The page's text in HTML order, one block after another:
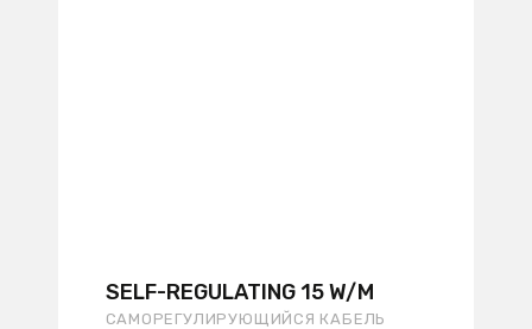
SELF-REGULATING 15 W/M
САМОРЕГУЛИРУЮЩИЙСЯ КАБЕЛЬ